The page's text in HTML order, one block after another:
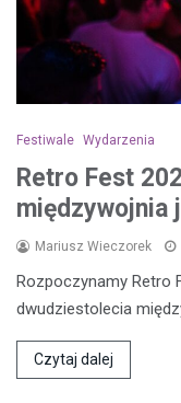
Festiwale Wydarzenia
Retro Fest
międzywojnia
Mariusz Wieczorek
Rozpoczynamy Retro
dwudziestolecia
Czytaj dalej